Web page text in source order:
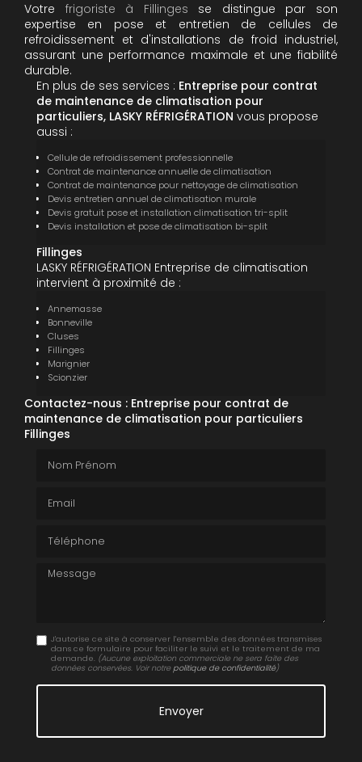
Votre frigoriste à Fillinges se distingue par son
expertise en pose et entretien de cellules de
refroidissement et d'installations de froid industriel,
assurant une performance maximale et une fiabilité
durable.
En plus de ses services : Entreprise pour contrat
de maintenance de climatisation pour
particuliers, LASKY RÉFRIGÉRATION vous propose
aussi :
Cellule de refroidissement professionnelle
Contrat de maintenance annuelle de climatisation
Contrat de maintenance pour nettoyage de climatisation
Devis entretien annuel de climatisation murale
Devis gratuit pose et installation climatisation tri-split
Devis installation et pose de climatisation bi-split
Fillinges
LASKY RÉFRIGÉRATION Entreprise de climatisation
intervient à proximité de :
Annemasse
Bonneville
Cluses
Fillinges
Marignier
Scionzier
Contactez-nous : Entreprise pour contrat de
maintenance de climatisation pour particuliers
Fillinges
Message
J'autorise ce site à conserver l'ensemble des données transmises
dans ce formulaire pour faciliter le suivi et le traitement de ma
demande. (Aucune exploitation commerciale ne sera faite des
données conservées. Voir notre politique de confidentialité)